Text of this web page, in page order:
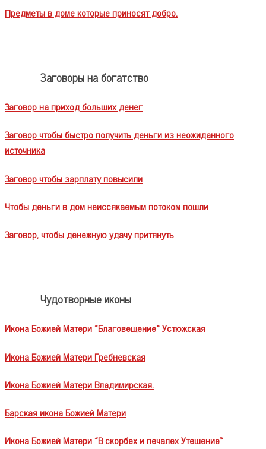
Предметы в доме которые приносят добро.
Заговоры на богатство
Заговор на приход больших денег
Заговор чтобы быстро получить деньги из неожиданного
источника
Заговор чтобы зарплату повысили
Чтобы деньги в дом неиссякаемым потоком пошли
Заговор, чтобы денежную удачу притянуть
Чудотворные иконы
Икона Божией Матери «Благовещение» Устюжская
Икона Божией Матери Гребневская
Икона Божией Матери Владимирская.
Барская икона Божией Матери
Икона Божией Матери «В скорбех и печалех Утешение»